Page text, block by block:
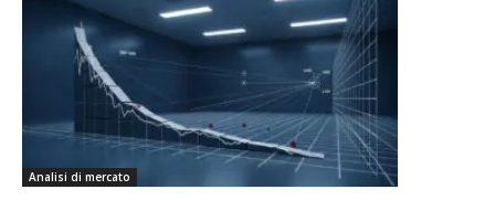
Analisi di mercato